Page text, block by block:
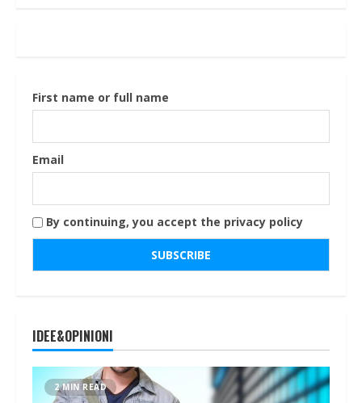
First name or full name
Email
By continuing, you accept the privacy policy
IDEE&OPINIONI
2 MIN READ